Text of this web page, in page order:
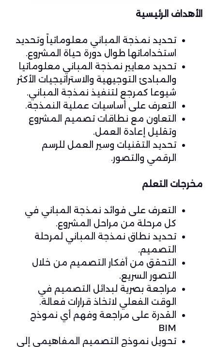
الأهداف الرئيسية
تحديد نمذجة المباني معلوماتياً وتحديد
استخداماتها طوال دورة حياة المشروع.
تحديد معايير نمذجة المباني معلوماتيا
والمبادئ التوجيهية والاستراتيجيات الأكثر
شيوعا كمرجع لتنفيذ نمذجة المباني.
التعرف على أساسيات عملية النمذجة.
التعاون مع نطاقات تصميم المشروع
وتقليل إعادة العمل.
تحديد التقنيات وسير العمل للرسم
الرقمي والتصور.
مخرجات التعلم
التعرف على فوائد نمذجة المباني في
كل مرحلة من مراحل المشروع.
تحديد نطاق نمذجة المباني لمرحلة
التصميم.
التحقق من أفكار التصميم من خلال
التصور السريع.
مراجعة بصرية لبدائل التصميم في
الوقت الفعلي لاتخاذ قرارات فعالة.
القدرة على مراجعة وفهم أي نموذج
BIM
تحويل نموذج التصميم المفاهيمي إلى